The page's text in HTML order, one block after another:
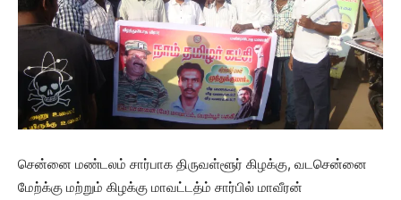
சென்னை மண்டலம் சார்பாக திருவள்ளூர் கிழக்கு, வடசென்னை
மேற்க்கு மற்றும் கிழக்கு மாவட்டத்ம் சார்பில் மாவீரன்